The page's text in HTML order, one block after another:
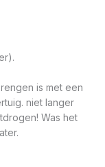
is met een
niet langer
Was het